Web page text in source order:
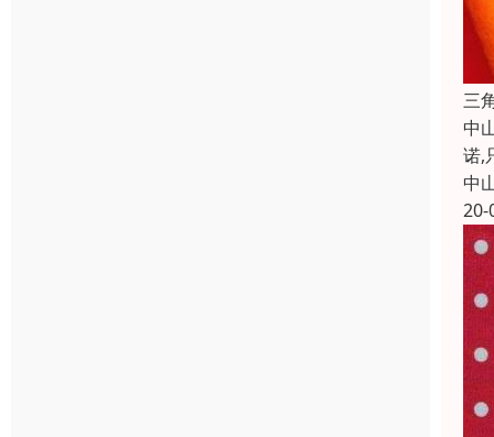
三
中
诺,
中
20-